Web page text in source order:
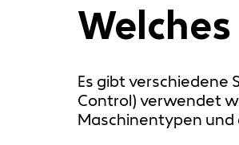
Es gibt verschiedene
Control) verwendet
Maschinentypen und